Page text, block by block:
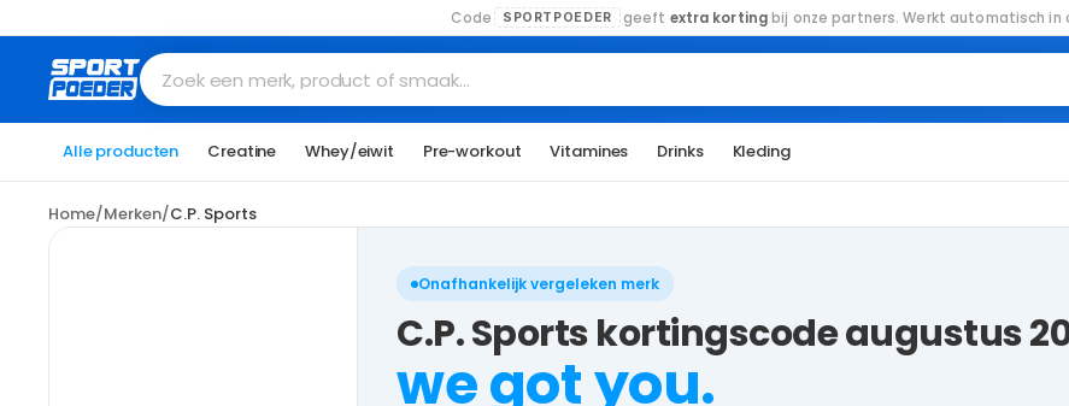
Code SPORTPOEDER geeft extra kortingbij onze partners. Werkt automatisch in
Zoek een merk, product of smaak…
Alle producten Creatine Whey/eiwit Pre-workout Vitamines Drinks Kleding
Home/Merken/C.P. Sports
Onafhankelijk vergeleken merk
C.P. Sports kortingscode augustus
we got you.